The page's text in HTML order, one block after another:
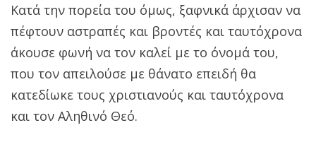
Κατά την πορεία του όμως, ξαφνικά άρχισαν να
πέφτουν αστραπές και βροντές και ταυτόχρονα
άκουσε φωνή να τον καλεί με το όνομά του,
που τον απειλούσε με θάνατο επειδή θα
κατεδίωκε τους χριστιανούς και ταυτόχρονα
και τον Αληθινό Θεό.